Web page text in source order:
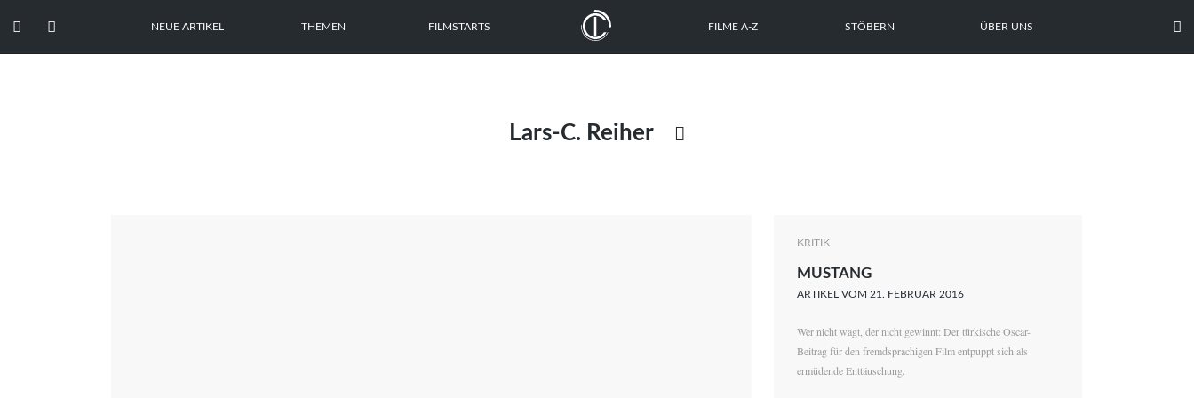
  NEUE ARTIKEL THEMEN FILMSTARTS FILME A-Z STÖBERN ÜBER UNS 
Lars-C. Reiher 
KRITIK
MUSTANG
ARTIKEL VOM 21. FEBRUAR 2016
Wer nicht wagt, der nicht gewinnt: Der türkische Oscar-
Beitrag für den fremdsprachigen Film entpuppt sich als
ermüdende Enttäuschung.